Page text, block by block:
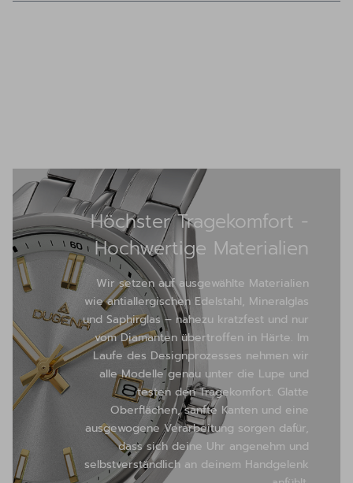
Höchster Tragekomfort -
Hochwertige Materialien
Wir setzen auf ausgewählte Materialien
wie antiallergischen Edelstahl, Mineralglas
und Saphirglas – nahezu kratzfest und nur
vom Diamanten übertroffen in Härte. Im
Laufe des Designprozesses nehmen wir
alle Modelle genau unter die Lupe und
testen den Tragekomfort. Glatte
Oberflächen, sanfte Kanten und eine
ausgewogene Verarbeitung sorgen dafür,
dass sich deine Uhr angenehm und
selbstverständlich an deinem Handgelenk